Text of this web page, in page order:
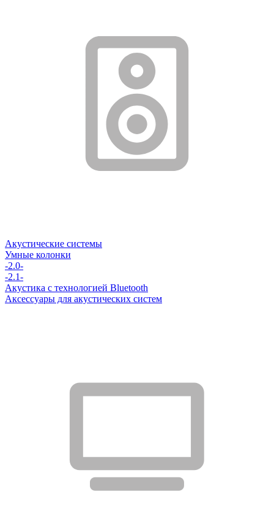
Акустические системы
Умные колонки
-2.0-
-2.1-
Акустика с технологией Bluetooth
Аксессуары для акустических систем